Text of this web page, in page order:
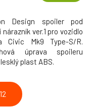
Design spoiler pod
nárazník ver.1 pro vozidlo
Civic Mk9 Type-S/R.
úprava spoileru
plast ABS.
12